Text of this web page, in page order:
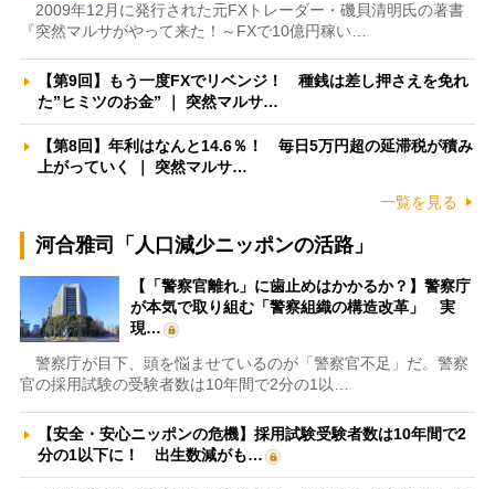
2009年12月に発行された元FXトレーダー・磯貝清明氏の著書
『突然マルサがやって来た！～FXで10億円稼い…
【第9回】もう一度FXでリベンジ！ 種銭は差し押さえを免れ
た”ヒミツのお金” ｜ 突然マルサ…
【第8回】年利はなんと14.6％！ 毎日5万円超の延滞税が積み
上がっていく ｜ 突然マルサ…
一覧を見る
河合雅司「人口減少ニッポンの活路」
【「警察官離れ」に歯止めはかかるか？】警察庁
が本気で取り組む「警察組織の構造改革」 実
現…
警察庁が目下、頭を悩ませているのが「警察官不足」だ。警察
官の採用試験の受験者数は10年間で2分の1以…
【安全・安心ニッポンの危機】採用試験受験者数は10年間で2
分の1以下に！ 出生数減がも…